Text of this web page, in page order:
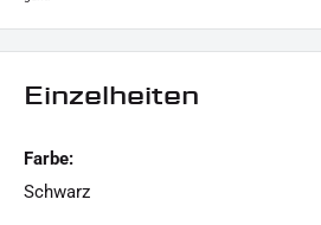
Einzelheiten
Farbe:
Schwarz